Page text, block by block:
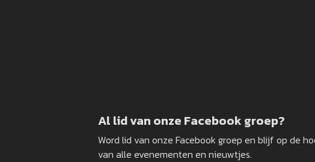
Al lid van onze Facebook groep?
Word lid van onze Facebook groep en blijf op de
van alle evenementen en nieuwtjes.